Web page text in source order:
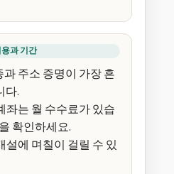
과 기간
주소 증명이 가장 흔
다.
좌는 월 수수료가 있습
확인하세요.
설에 며칠이 걸릴 수 있